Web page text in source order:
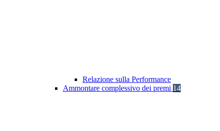
Relazione sulla Performance
Ammontare complessivo dei premi 14